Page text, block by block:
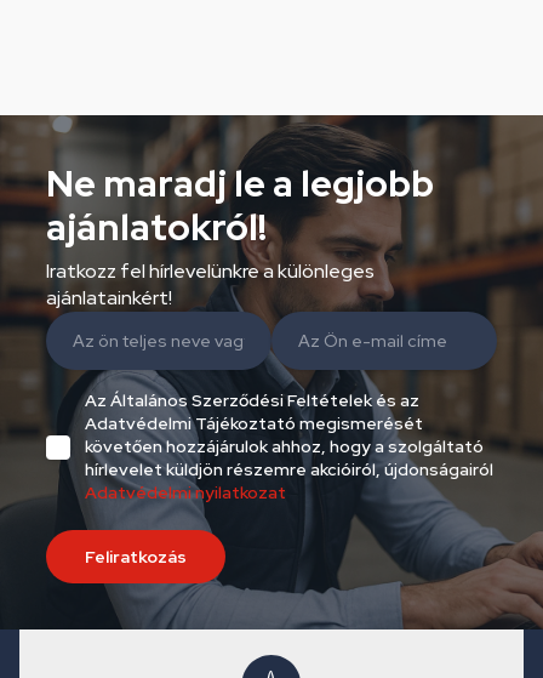
Ne maradj le a legjobb
ajánlatokról!
Iratkozz fel hírlevelünkre a különleges
ajánlatainkért!
Az Általános Szerződési Feltételek és az
Adatvédelmi Tájékoztató megismerését
követően hozzájárulok ahhoz, hogy a szolgáltató
hírlevelet küldjön részemre akcióiról, újdonságairól
Adatvédelmi nyilatkozat
Feliratkozás